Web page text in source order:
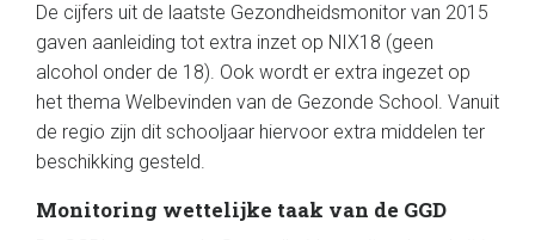
De cijfers uit de laatste Gezondheidsmonitor van 2015
gaven aanleiding tot extra inzet op NIX18 (geen
alcohol onder de 18). Ook wordt er extra ingezet op
het thema Welbevinden van de Gezonde School. Vanuit
de regio zijn dit schooljaar hiervoor extra middelen ter
beschikking gesteld.
Monitoring wettelijke taak van de GGD